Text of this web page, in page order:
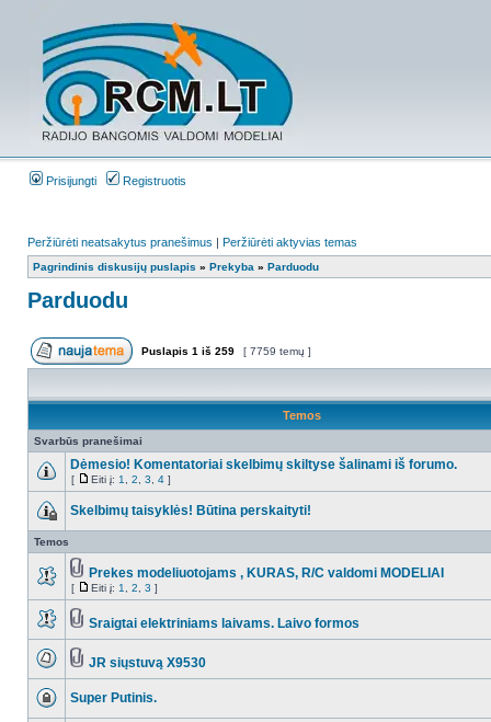
Prisijungti Registruotis
Peržiūrėti neatsakytus pranešimus | Peržiūrėti aktyvias temas
Pagrindinis diskusijų puslapis » Prekyba » Parduodu
Parduodu
Puslapis 1 iš 259 [ 7759 temų ]
Temos
Svarbūs pranešimai
Dėmesio! Komentatoriai skelbimų skiltyse šalinami iš forumo.
[ Eiti į: 1 2 3 4 ]
Skelbimų taisyklės! Būtina perskaityti!
Temos
Prekes modeliuotojams , KURAS, R/C valdomi MODELIAI
[ Eiti į: 1 2 3 ]
Sraigtai elektriniams laivams. Laivo formos
JR siųstuvą X9530
Super Putinis.